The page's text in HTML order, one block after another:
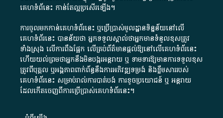
គេហទំព័នេះ កាន់តែល្អប្រសើរឡើង។
ការចូលមកកាន់គេហទំព័រនេះ ឬប្រើប្រាស់មូលដ្ឋានទិន្នន័យនៅលើ
គេហទំព័រនេះ បានន័យថា អ្នកទទួលស្គាល់ថាអ្នកមានទំនួលខុសត្រូវ
ទាំងស្រុង លើការពឹងផ្អែក លើគ្រប់ព័ត៌មានផ្តល់ឱ្យនៅលើគេហទំព័រនេះ
ហើយយល់ព្រមថាអ្នកនឹងមិនបង្ករអន្តរាយ ឬ ទាមទារ​ឱ្យមានការទទួលខុស​
ត្រូវពីបុគ្គល ឬអង្គភាពពាក់ព័ន្ធនឹងការអភិវឌ្ឍទម្រង់ និងខ្លឹមសាររបស់
គេហទំព័រនេះ សម្រាប់រាល់ការបាត់បង់ ការខូចប្រយោជន៍ ឬ អន្តរាយ
ដែលកើតចេញពីការប្រើប្រាស់គេហទំព័រនេះ។